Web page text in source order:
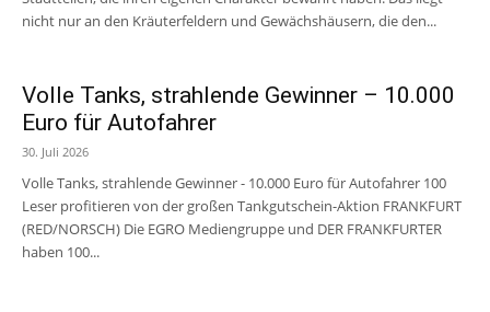
nicht nur an den Kräuterfeldern und Gewächshäusern, die den...
Volle Tanks, strahlende Gewinner – 10.000
Euro für Autofahrer
30. Juli 2026
Volle Tanks, strahlende Gewinner - 10.000 Euro für Autofahrer 100
Leser profitieren von der großen Tankgutschein-Aktion FRANKFURT
(RED/NORSCH) Die EGRO Mediengruppe und DER FRANKFURTER
haben 100...